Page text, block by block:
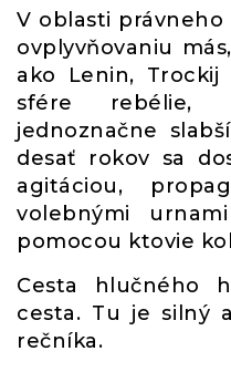
V oblasti
ovplyvňovaniu
ako Lenin,
sfére rebélie,
jednoznačne
desať rokov sa
agitáciou,
volebnými
pomocou ktovie
Cesta hlučného
cesta. Tu je silný
rečníka.